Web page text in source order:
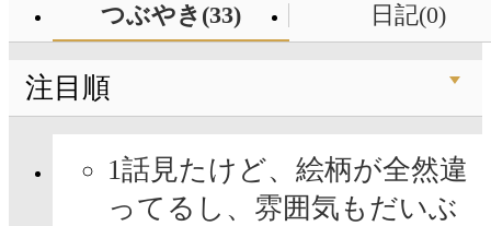
つぶやき(33) 日記(0)
注目順
1話見たけど、絵柄が全然違
ってるし、雰囲気もだいぶ